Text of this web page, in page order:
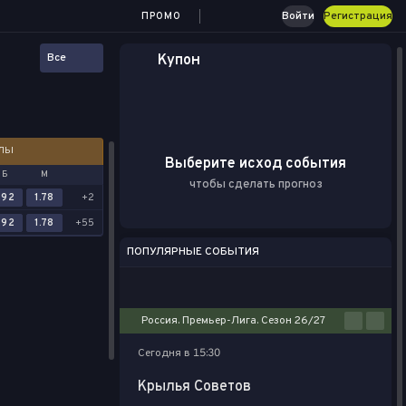
ПРОМО Войти Регистрация
Все
Б М
1.78
+2
1.78 +55
Купон
Выберите исход события
чтобы сделать прогноз
ПОПУЛЯРНЫЕ СОБЫТИЯ
Россия. Премьер-Лига. Сезон 26/27
Сегодня в 15:30
Крылья Советов